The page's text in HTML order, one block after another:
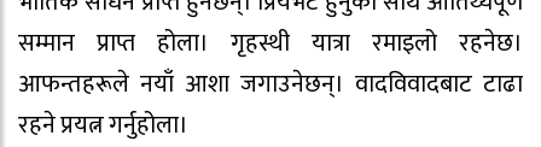
सम्मान प्राप्त होला। गृहस्थी यात्रा रमाइलो रहनेछ।
आफन्तहरूले नयाँ आशा जगाउनेछन्। वादविवादबाट टाढा
रहने प्रयत्न गर्नुहोला।